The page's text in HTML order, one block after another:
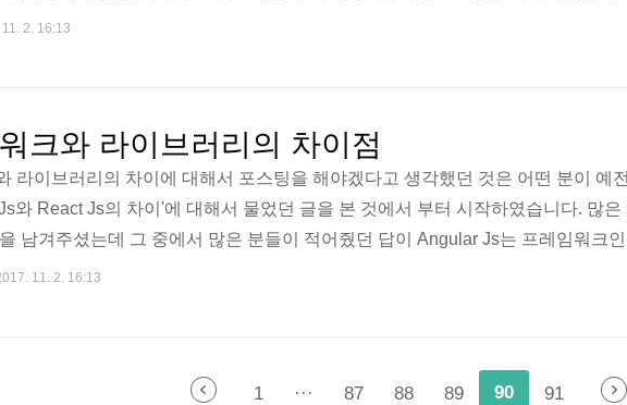
를 들었을 때 Spring 이라는 프레임워크를 사용하고 있다고 얘기를 들었습니다.
2. 16:13
크와 라이브러리의 차이점
라이브러리의 차이에 대해서 포스팅을 해야겠다고 생각했던 것은 어떤 분이 예
와 React Js의 차이'에 대해서 물었던 글을 본 것에서 부터 시작하였습니다. 많은
남겨주셨는데 그 중에서 많은 분들이 적어줬던 답이 Angular Js는 프레임워크
러리라는 것이였습니다. 물론 프레임워크와 라이브러리 모두 자주 접했던 단어들
11. 2. 16:13
1 ··· 87 88 89 90 91